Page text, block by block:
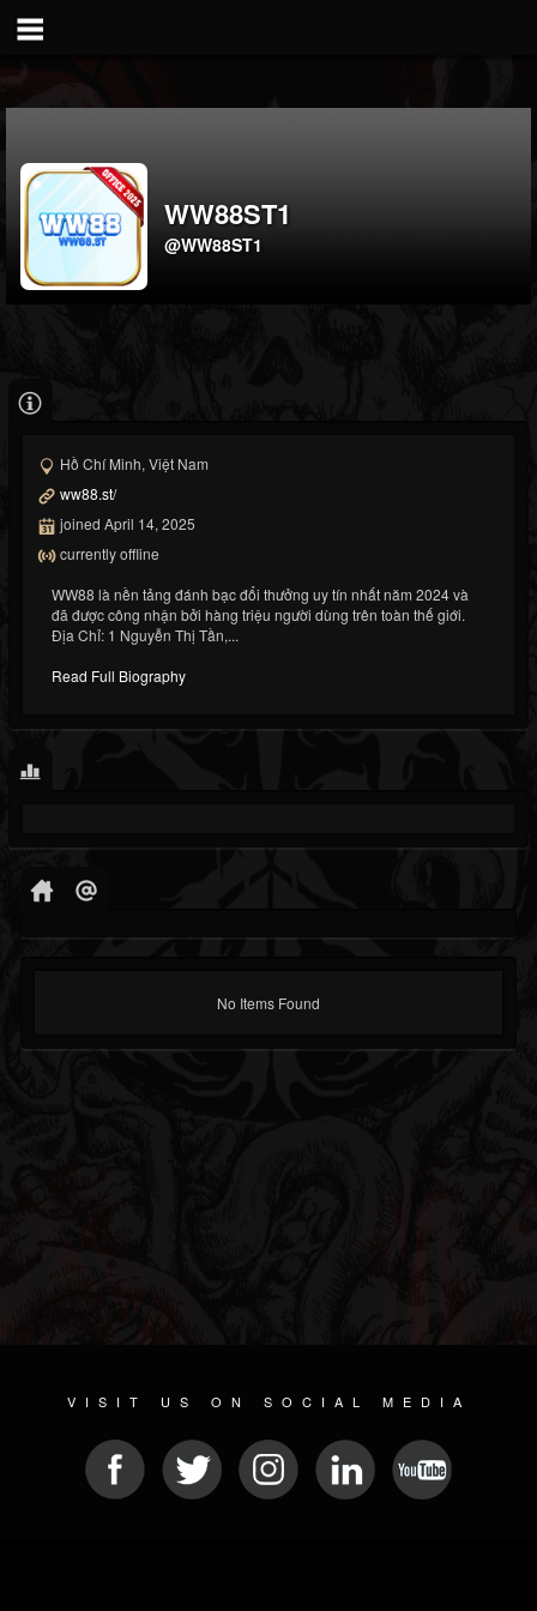
WW88ST1
@WW88ST1
Hồ Chí Minh, Việt Nam
ww88.st/
joined April 14, 2025
currently offline
WW88 là nền tảng đánh bạc đổi thưởng uy tín nhất năm 2024 và
đã được công nhận bởi hàng triệu người dùng trên toàn thế giới.
Địa Chỉ: 1 Nguyễn Thị Tần,...
Read Full Biography
No Items Found
VISIT US ON SOCIAL MEDIA